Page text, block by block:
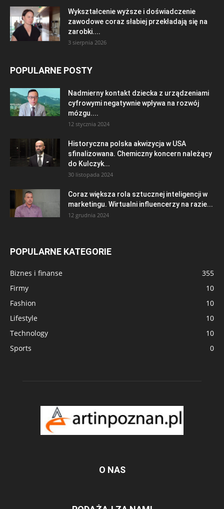
Wykształcenie wyższe i doświadczenie
zawodowe coraz słabiej przekładają się na
zarobki....
3 sierpnia 2026
POPULARNE POSTY
Nadmierny kontakt dziecka z urządzeniami
cyfrowymi negatywnie wpływa na rozwój
mózgu....
12 stycznia 2024
Historyczna polska akwizycja w USA
sfinalizowana. Chemiczny koncern należący
do Kulczyk...
30 listopada 2024
Coraz większa rola sztucznej inteligencji w
marketingu. Wirtualni influencerzy na razie...
12 grudnia 2024
POPULARNE KATEGORIE
Biznes i finanse
355
Firmy
10
Fashion
10
Lifestyle
10
Technology
10
Sports
0
O NAS